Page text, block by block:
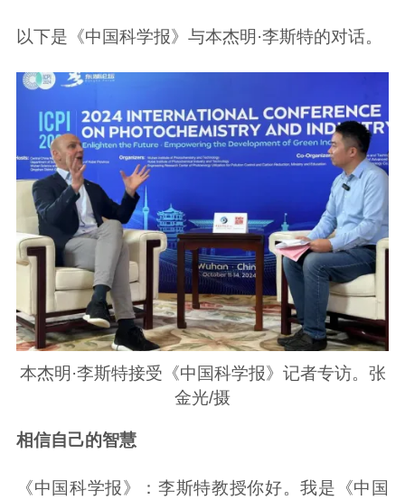
以下是《中国科学报》与本杰明·李斯特的对话。
本杰明·李斯特接受《中国科学报》记者专访。张
金光/摄
相信自己的智慧
《中国科学报》：李斯特教授你好。我是《中国